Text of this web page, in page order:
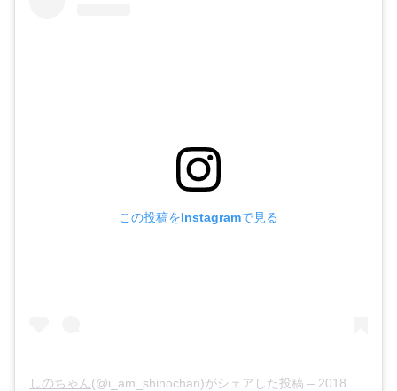
この投稿をInstagramで見る
しのちゃん(@i_am_shinochan)がシェアした投稿 – 2018年 1月月12日午後10時36分PST